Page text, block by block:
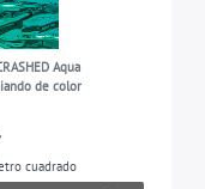
Aqua
de color
cuadrado